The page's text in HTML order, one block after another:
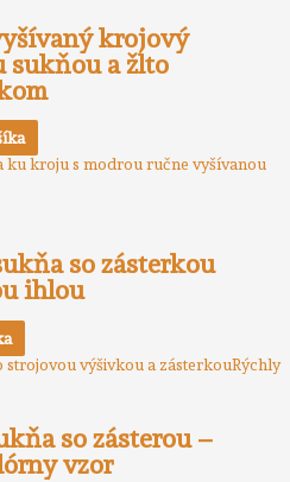
krojový
sukňou a žlto
so zásterkou
ihlou
Rýchly
so zásterou –
vzor